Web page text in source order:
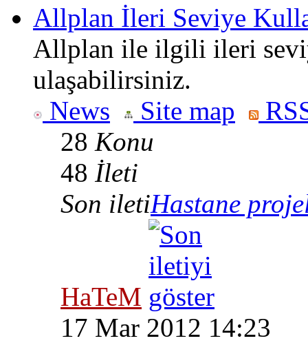
Allplan İleri Seviye
Allplan ile ilgili ileri
ulaşabilirsiniz.
News
Site map
28 Konu
48 İleti
Son iletiHastane
HaTeM
17 Mar 2012 14:23